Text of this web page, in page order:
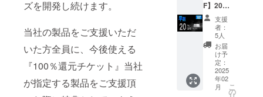
ズを開発し続けます。
当社の製品をご支援いただ
いた方全員に、今後使える
『100％還元チケット』当社
が指定する製品をご支援頂
アイテム
を、これか
らもお届け
してまいり
新商品やお
F】200
名限定
KINKIN
-PLATE
1枚 定
価6,000
→4,800
（税・
支援
者：
5人
お届
け予
定：
2025
年02
月
こ
の